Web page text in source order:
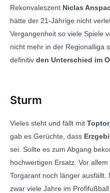
Rekonvaleszent Niclas
hätte der 21-Jährige nicht
Vergangenheit so viele Spiele
nicht mehr in der Regionalliga
definitiv den Unterschied im
Sturm
Vieles steht und fällt mit
gab es Gerüchte, dass
sei. Sollte es zum Abgang
hochwertigen Ersatz. Vor allem
Torgarant noch länger ausfällt.
zwar viele Jahre im